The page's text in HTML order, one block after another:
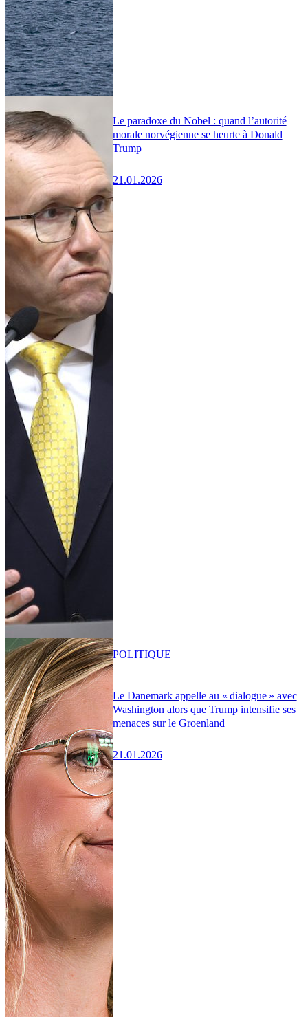
Le paradoxe du Nobel : quand l’autorité
morale norvégienne se heurte à Donald
Trump
21.01.2026
Le Danemark appelle au « dialogue » avec
Washington alors que Trump intensifie ses
menaces sur le Groenland
21.01.2026
POLITIQUE